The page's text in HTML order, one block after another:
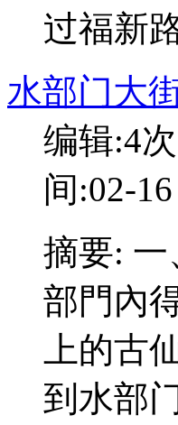
过福新
水部门大
编辑:4
间:02-
摘要:
部門內
上的古
到水部